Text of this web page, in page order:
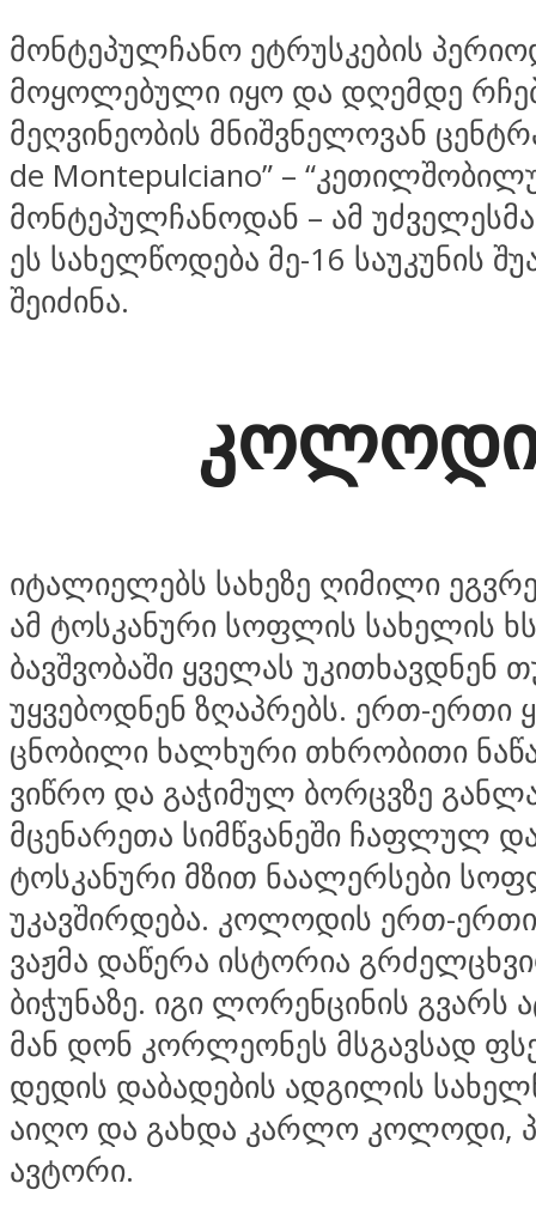
მონტეპულჩანო ეტრუსკების
მოყოლებული იყო და დღემდე
მეღვინეობის მნიშვნელოვან
de Montepulciano” –
მონტეპულჩანოდან – ამ
ეს სახელწოდება მე-16 საუკუნის
შეიძინა.
იტალიელებს სახეზე ღიმილი
ამ ტოსკანური სოფლის სახელის
ბავშვობაში ყველას უკითხავდნენ
უყვებოდნენ ზღაპრებს. ერთ-ერთი
ცნობილი ხალხური თხრობითი
ვიწრო და გაჭიმულ ბორცვზე
მცენარეთა სიმწვანეში ჩაფლულ
ტოსკანური მზით ნაალერსები
უკავშირდება. კოლოდის ერთ-
ვაჟმა დაწერა ისტორია
ბიჭუნაზე. იგი ლორენცინის გვარს
მან დონ კორლეონეს მსგავსად
დედის დაბადების ადგილის
აიღო და გახდა კარლო კოლოდი,
ავტორი.